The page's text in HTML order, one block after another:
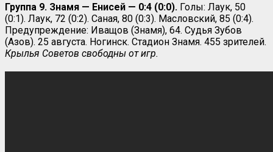
Группа 9. Знамя — Енисей — 0:4 (0:0). Голы: Лаук, 50
(0:1). Лаук, 72 (0:2). Саная, 80 (0:3). Масловский, 85 (0:4).
Предупреждение: Иващов (Знамя), 64. Судья Зубов
(Азов). 25 августа. Ногинск. Стадион Знамя. 455 зрителей.
Крылья Советов свободны от игр.